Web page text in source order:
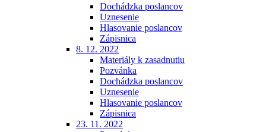
Dochádzka poslancov
Uznesenie
Hlasovanie poslancov
Zápisnica
8. 12. 2022
Materiály k zasadnutiu
Pozvánka
Dochádzka poslancov
Uznesenie
Hlasovanie poslancov
Zápisnica
23. 11. 2022